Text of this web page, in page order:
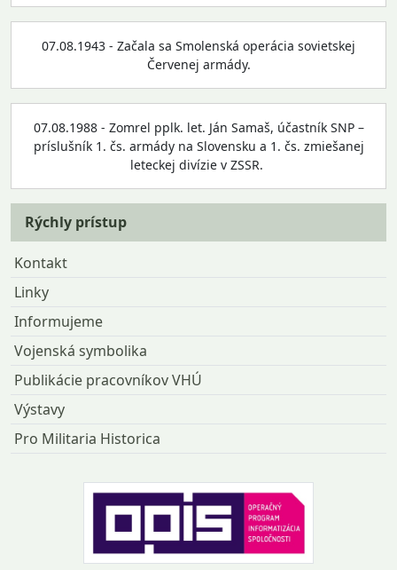
07.08.1943 - Začala sa Smolenská operácia sovietskej
Červenej armády.
07.08.1988 - Zomrel pplk. let. Ján Samaš, účastník SNP –
príslušník 1. čs. armády na Slovensku a 1. čs. zmiešanej
leteckej divízie v ZSSR.
Rýchly prístup
Kontakt
Linky
Informujeme
Vojenská symbolika
Publikácie pracovníkov VHÚ
Výstavy
Pro Militaria Historica